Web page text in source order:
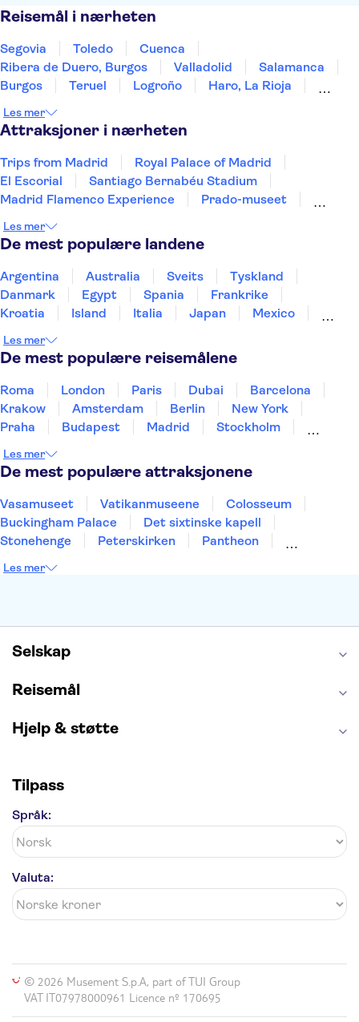
Reisemål i nærheten
Segovia Toledo
Cuenca
Ribera de Duero, Burgos
Valladolid
Salamanca
Burgos
Teruel Logroño
Haro, La Rioja
Vitoria-Gasteiz
Les mer
Attraksjoner i nærheten
Trips from Madrid
Royal Palace of Madrid
El Escorial
Santiago Bernabéu Stadium
Madrid Flamenco Experience
Prado-museet
Madrid Amusement Parks
Puerto de Mogán
Aquarium Poema del Mar
TUI Palma Maraton Mallorca 2026
Puerto Colon
Les mer
De mest populære landene
Argentina Australia Sveits
Tyskland
Danmark
Egypt Spania
Frankrike
Kroatia
Island Italia Japan
Mexico
Sverige
Thailand Tyrkia
Les mer
De mest populære reisemålene
Roma London Paris Dubai
Barcelona
Krakow
Amsterdam Berlin
New York
Praha
Budapest Madrid
Stockholm
Alicante
Les mer
De mest populære attraksjonene
Vasamuseet Vatikanmuseene
Colosseum
Buckingham Palace
Det sixtinske kapell
Stonehenge
Peterskirken
Pantheon
Burj Khalifa
Les mer
Selskap
Reisemål
Hjelp & støtte
Tilpass
Språk:
Valuta:
© 2026 Musement S.p.A, part of TUI Group
VAT IT07978000961 Licence nº 170695